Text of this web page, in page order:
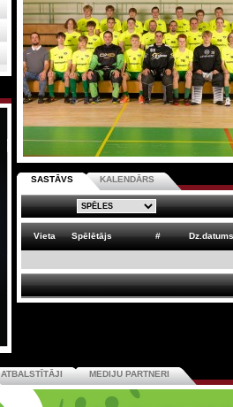
SASTĀVS KALENDĀRS
Vieta Spēlētājs # Dz.datums
ATBALSTĪTĀJI MEDIJU PARTNERI